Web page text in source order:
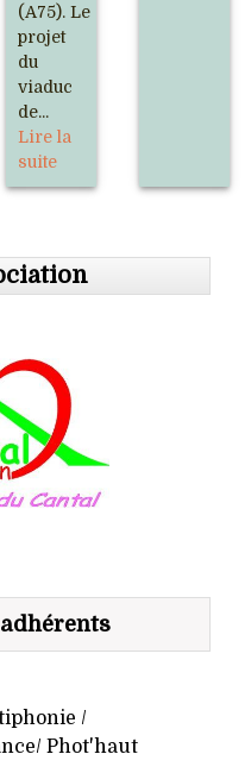
(A75). Le
projet
du
viaduc
de...
Lire la
suite
/
Phot'haut